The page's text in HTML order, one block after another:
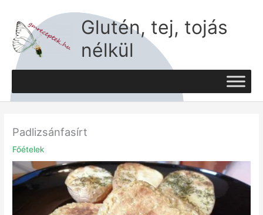
content
Glutén, tej, tojás
nélkül
Padlizsánfasírt
Főételek